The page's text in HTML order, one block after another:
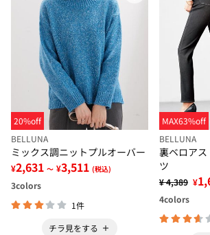
20%off
BELLUNA
ミックス調ニットプルオーバー
¥2,631 ～ ¥3,511 (税込)
3colors
1件
チラ見をする
MAX63%off
BELLUNA
裏ベロア
ツ
¥ 4,389 ¥
4colors